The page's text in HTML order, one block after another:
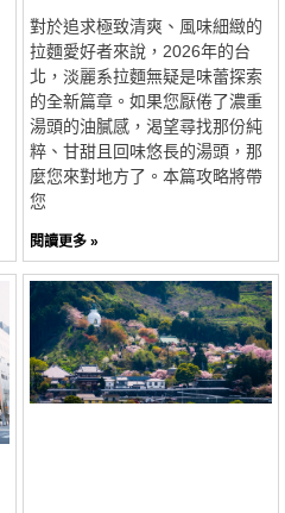
對於追求極致清爽、風味細緻的
拉麵愛好者來說，2026年的台
北，淡麗系拉麵無疑是味蕾探索
的全新篇章。如果您厭倦了濃重
湯頭的油膩感，渴望尋找那份純
粹、甘甜且回味悠長的湯頭，那
麼您來對地方了。本篇攻略將帶
您
閱讀更多 »